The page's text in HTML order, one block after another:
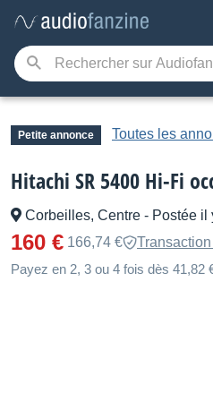
Petite annonce Toutes les
Hitachi SR 5400 Hi-Fi
Corbeilles, Centre - Postée il
160 € 166,74 €
Payez en 2, 3 ou 4 fois dès 41,82